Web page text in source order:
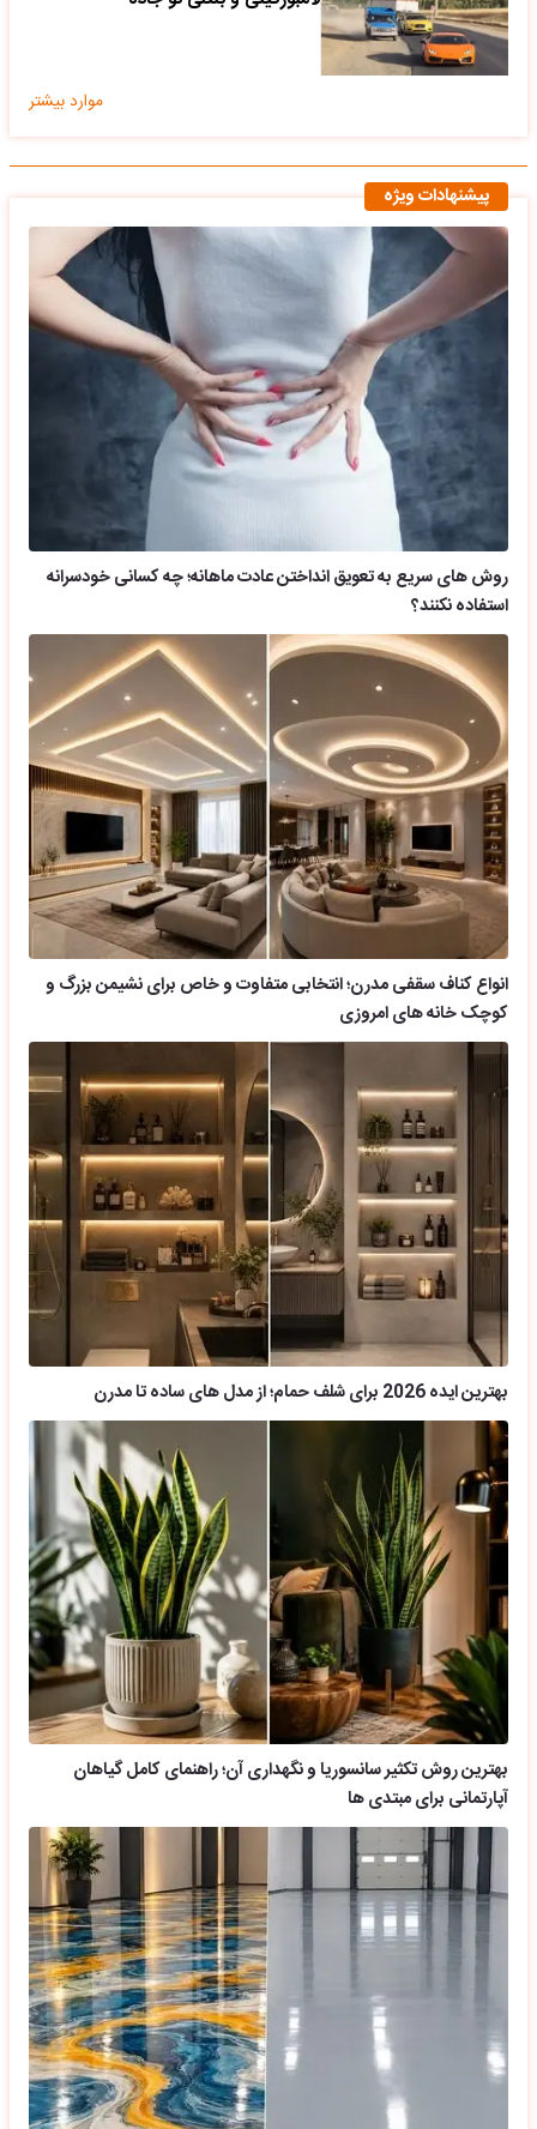
موارد بیشتر
پیشنهادات ویژه
روش های سریع به تعویق انداختن عادت ماهانه؛ چه کسانی خودسرانه
استفاده نکنند؟
انواع کناف سقفی مدرن؛ انتخابی متفاوت و خاص برای نشیمن بزرگ و
کوچک خانه های امروزی
بهترین ایده 2026 برای شلف حمام؛ از مدل های ساده تا مدرن
بهترین روش تکثیر سانسوریا و نگهداری آن؛ راهنمای کامل گیاهان
آپارتمانی برای مبتدی ها